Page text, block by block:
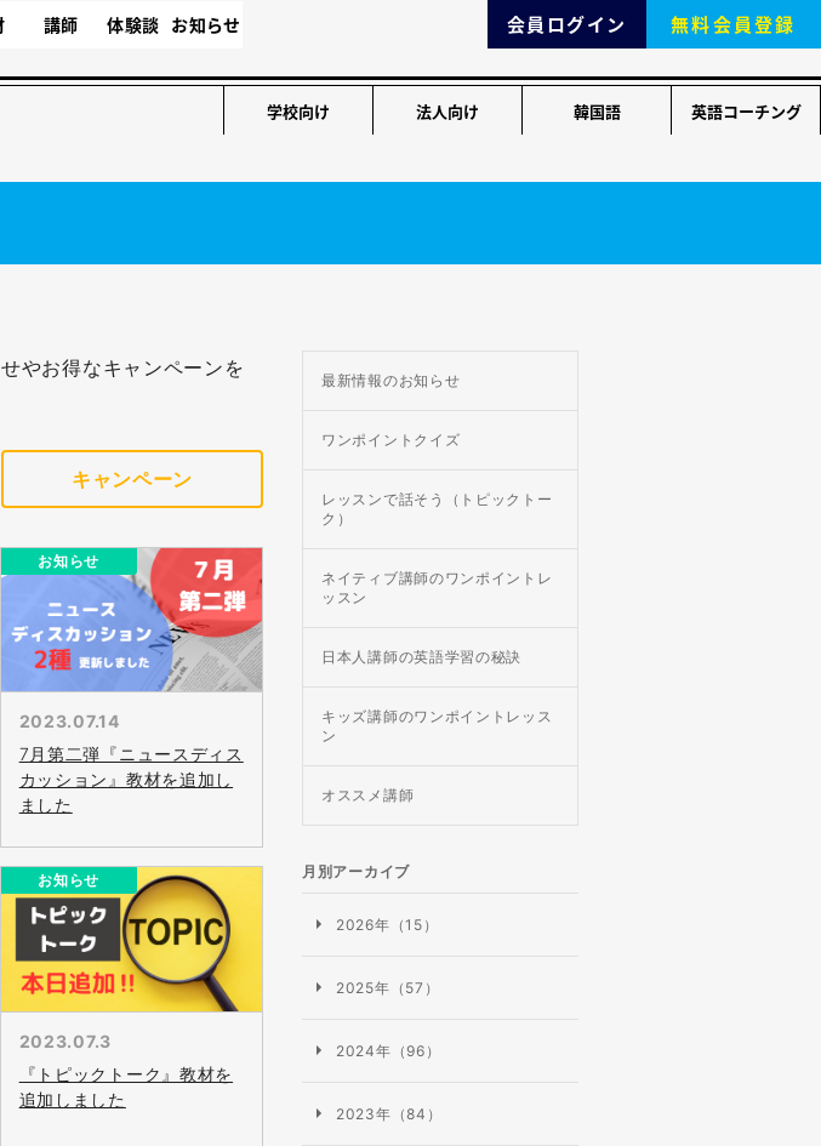
講師 体験談 お知らせ 会員ログイン 無料会員登録
学校向け 法人向け 韓国語 英語コーチング
やお得なキャンペーンを
キャンペーン
お知らせ
2023.07.14
7月第二弾『ニュースディス
カッション』教材を追加し
ました
お知らせ
2023.07.3
『トピックトーク』教材を
追加しました
最新情報のお知らせ
ワンポイントクイズ
レッスンで話そう（トピックトー
ク）
ネイティブ講師のワンポイントレ
ッスン
日本人講師の英語学習の秘訣
キッズ講師のワンポイントレッス
ン
オススメ講師
月別アーカイブ
2026年（15）
2025年（57）
2024年（96）
2023年（84）